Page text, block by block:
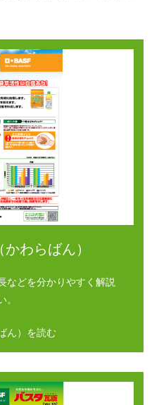
わらばん）
などを分かりやすく解説
ん）を読む